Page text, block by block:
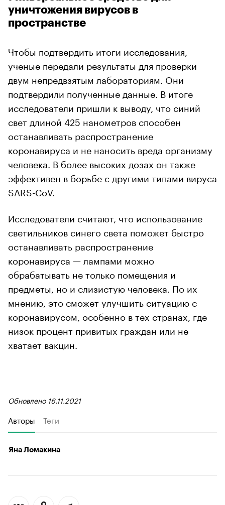
уничтожения вирусов в
пространстве
Чтобы подтвердить итоги исследования,
ученые передали результаты для проверки
двум непредвзятым лабораториям. Они
подтвердили полученные данные. В итоге
исследователи пришли к выводу, что синий
свет длиной 425 нанометров способен
останавливать распространение
коронавируса и не наносить вреда организму
человека. В более высоких дозах он также
эффективен в борьбе с другими типами вируса
SARS-CoV.
Исследователи считают, что использование
светильников синего света поможет быстро
останавливать распространение
коронавируса — лампами можно
обрабатывать не только помещения и
предметы, но и слизистую человека. По их
мнению, это сможет улучшить ситуацию с
коронавирусом, особенно в тех странах, где
низок процент привитых граждан или не
хватает вакцин.
Обновлено 16.11.2021
Авторы Теги
Яна Ломакина